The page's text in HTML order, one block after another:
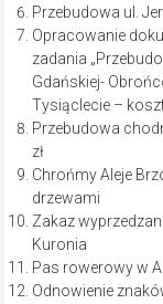
Przebudowa ul.
Opracowanie
zadania
Gdańskiej-
Tysiąclecie –
Przebudowa
zł
Chrońmy Aleje
drzewami
Zakaz
Kuronia
Pas rowerowy w
Odnowienie